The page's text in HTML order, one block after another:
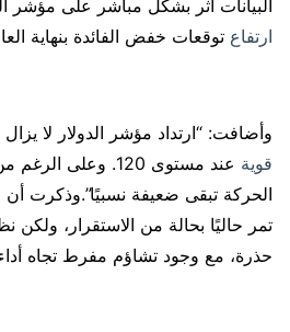
البيانات أثر بشكل مباشر على مؤشر
ارتفاع توقعات خفض الفائدة بنهاية
وأضافت: “ارتداد مؤشر الدولار لا
قوية
عند مستوى 120.
الحركة تبقى ضعيفة نسبيًا”.وذكرت أن
تمر حاليًا بحالة من الاستقرار، ولكن
حذرة، مع وجود تشاؤم مفرط تجاه أداء